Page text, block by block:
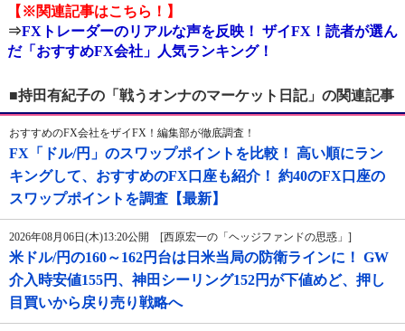
【※関連記事はこちら！】
⇒FXトレーダーのリアルな声を反映！ ザイFX！読者が選ん
だ「おすすめFX会社」人気ランキング！
■持田有紀子の「戦うオンナのマーケット日記」の関連記事
おすすめのFX会社をザイFX！編集部が徹底調査！
FX「ドル/円」のスワップポイントを比較！ 高い順にラン
キングして、おすすめのFX口座も紹介！ 約40のFX口座の
スワップポイントを調査【最新】
2026年08月06日(木)13:20公開 [西原宏一の「ヘッジファンドの思惑」]
米ドル/円の160～162円台は日米当局の防衛ラインに！ GW
介入時安値155円、神田シーリング152円が下値めど、押し
目買いから戻り売り戦略へ